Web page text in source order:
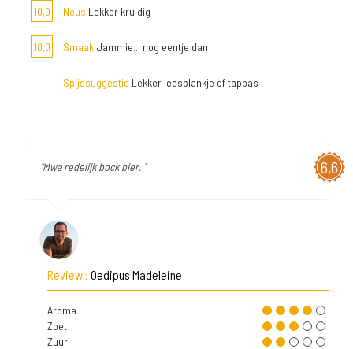
10,0 Neus Lekker kruidig
10,0 Smaak Jammie... nog eentje dan
Spijssuggestie Lekker leesplankje of tappas
6,6
"Mwa redelijk bock bier. "
Review : Oedipus Madeleine
Aroma
Zoet
Zuur